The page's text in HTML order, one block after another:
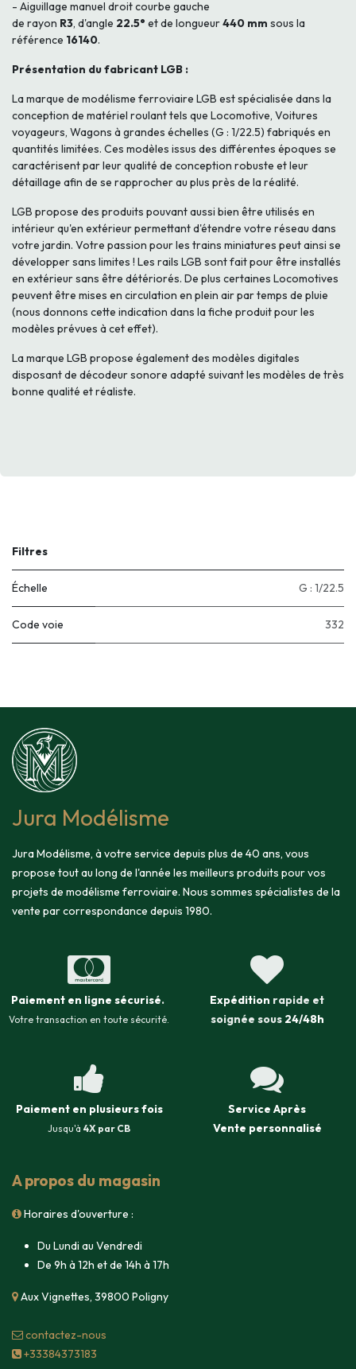
- Aiguillage manuel droit courbe gauche
de rayon R3, d'angle 22.5° et de longueur440 mm sous la
référence 16140.
Présentation du fabricant LGB :
La marque de modélisme ferroviaire LGB est spécialisée dans la
conception de matériel roulant tels que Locomotive, Voitures
voyageurs, Wagons à grandes échelles (G : 1/22.5) fabriqués en
quantités limitées. Ces modèles issus des différentes époques se
caractérisent par leur qualité de conception robuste et leur
détaillage afin de se rapprocher au plus près de la réalité.
LGB propose des produits pouvant aussi bien être utilisés en
intérieur qu'en extérieur permettant d'étendre votre réseau dans
votre jardin. Votre passion pour les trains miniatures peut ainsi se
développer sans limites ! Les rails LGB sont fait pour être installés
en extérieur sans être détériorés. De plus certaines Locomotives
peuvent être mises en circulation en plein air par temps de pluie
(nous donnons cette indication dans la fiche produit pour les
modèles prévues à cet effet).
La marque LGB propose également des modèles digitales
disposant de décodeur sonore adapté suivant les modèles de très
bonne qualité et réaliste.
Filtres
Échelle G : 1/22.5
Code voie 332
Jura Modélisme
Jura Modélisme, à votre service depuis plus de 40 ans, vous
propose tout au long de l'année les meilleurs produits pour vos
projets de modélisme ferroviaire. Nous sommes spécialistes de la
vente par correspondance depuis 1980.
Paiement en ligne sécurisé.
Votre transaction en toute sécurité.
Expédition rapide et
soignée sous 24/48h
Paiement en plusieurs fois
Jusqu'à 4X par CB
Service Après
Vente personnalisé
A propos du magasin
Horaires d'ouverture :
Du Lundi au Vendredi
De 9h à 12h et de 14h à 17h
Aux Vignettes, 39800 Poligny
contacte​z-nous
+33384373183